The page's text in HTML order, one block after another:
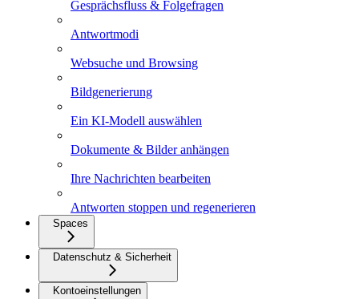
Gesprächsfluss & Folgefragen
Antwortmodi
Websuche und Browsing
Bildgenerierung
Ein KI-Modell auswählen
Dokumente & Bilder anhängen
Ihre Nachrichten bearbeiten
Antworten stoppen und regenerieren
Spaces
Datenschutz & Sicherheit
Kontoeinstellungen